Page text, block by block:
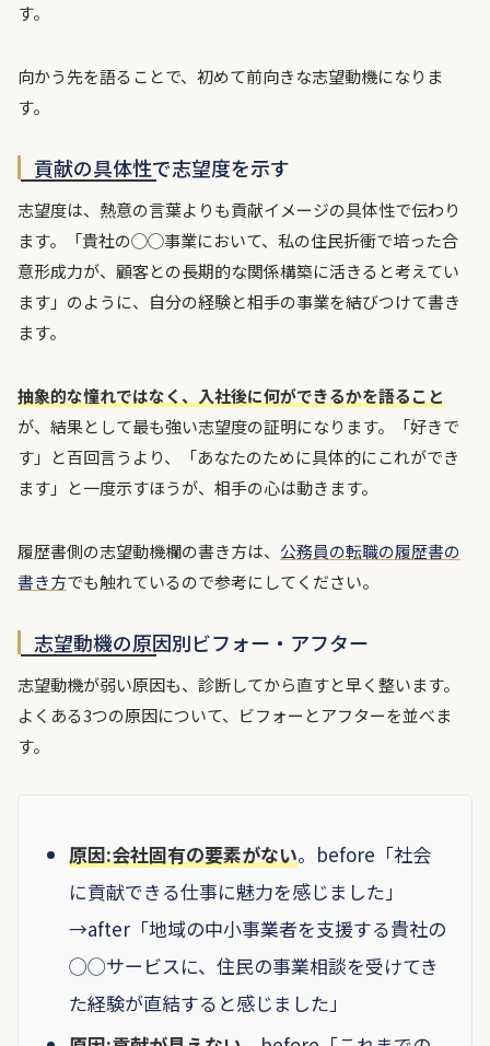
す。
向かう先を語ることで、初めて前向きな志望動機になりま
す。
貢献の具体性で志望度を示す
志望度は、熱意の言葉よりも貢献イメージの具体性で伝わり
ます。「貴社の◯◯事業において、私の住民折衝で培った合
意形成力が、顧客との長期的な関係構築に活きると考えてい
ます」のように、自分の経験と相手の事業を結びつけて書き
ます。
抽象的な憧れではなく、入社後に何ができるかを語ること
が、結果として最も強い志望度の証明になります。「好きで
す」と百回言うより、「あなたのために具体的にこれができ
ます」と一度示すほうが、相手の心は動きます。
履歴書側の志望動機欄の書き方は、 公務員の転職の履歴書の
書き方でも触れているので参考にしてください。
志望動機の原因別ビフォー・アフター
志望動機が弱い原因も、診断してから直すと早く整います。
よくある3つの原因について、ビフォーとアフターを並べま
す。
原因:会社固有の要素がない。before「社会
に貢献できる仕事に魅力を感じました」
→after「地域の中小事業者を支援する貴社の
◯◯サービスに、住民の事業相談を受けてき
た経験が直結すると感じました」